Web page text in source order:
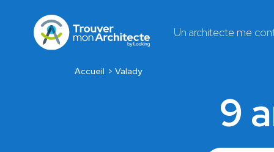
Un architecte me
Accueil Valady
9